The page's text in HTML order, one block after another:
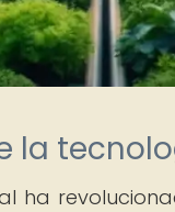
la
ha